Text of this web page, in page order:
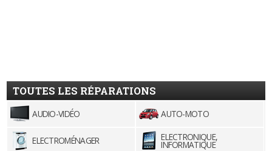
TOUTES LES RÉPARATIONS
AUDIO-VIDÉO AUTO-MOTO
ELECTROMÉNAGER ELECTRONIQUE,
INFORMATIQUE